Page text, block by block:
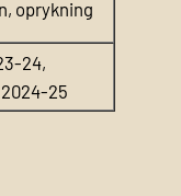
oprykning
24,
25